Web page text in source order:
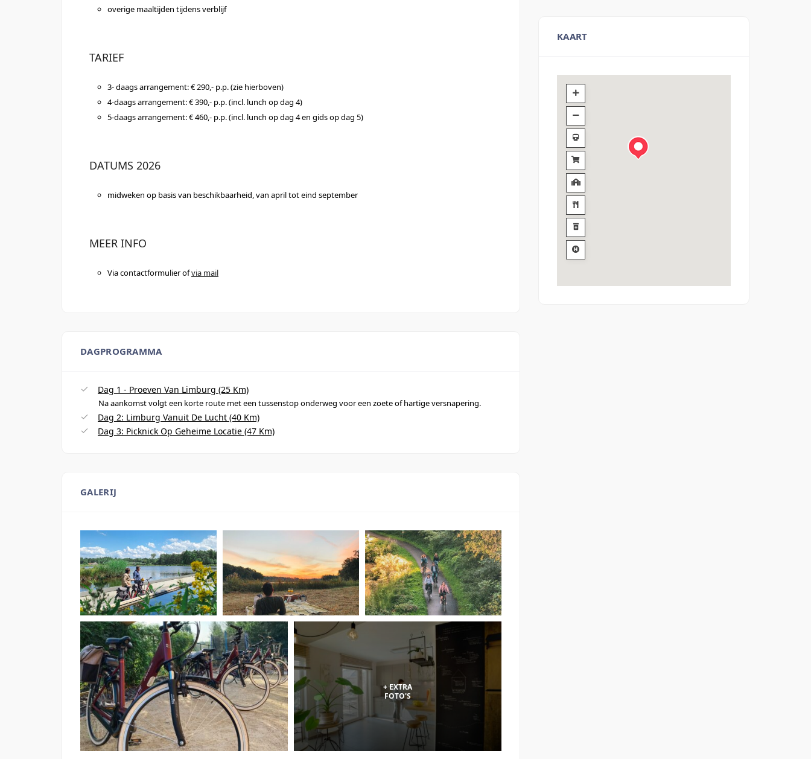
overige maaltijden tijdens verblijf
TARIEF
3- daags arrangement: € 290,- p.p. (zie hierboven)
4-daags arrangement: € 390,- p.p. (incl. lunch op dag 4)
5-daags arrangement: € 460,- p.p. (incl. lunch op dag 4 en gids op dag 5)
DATUMS 2026
midweken op basis van beschikbaarheid, van april tot eind september
MEER INFO
Via contactformulier ofvia mail
DAGPROGRAMMA
Dag 1 - Proeven Van Limburg (25 Km)
Na aankomst volgt een korte route met een tussenstop onderweg voor een zoete of hartige versnapering.
Dag 2: Limburg Vanuit De Lucht (40 Km)
Dag 3: Picknick Op Geheime Locatie (47 Km)
GALERIJ
KAART